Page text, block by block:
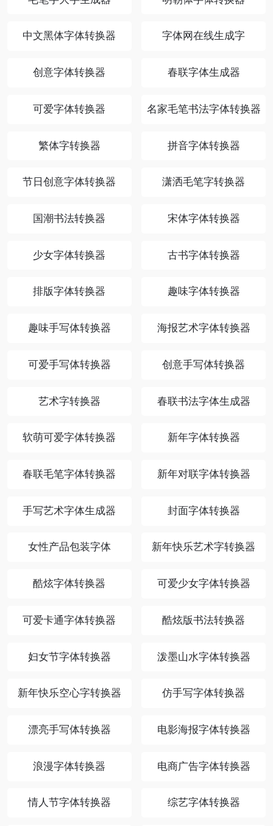
中文黑体字体转换器 字体网在线生成字
创意字体转换器 春联字体生成器
可爱字体转换器 名家毛笔书法字体转换器
繁体字转换器 拼音字体转换器
节日创意字体转换器 潇洒毛笔字转换器
国潮书法转换器 宋体字体转换器
少女字体转换器 古书字体转换器
排版字体转换器 趣味字体转换器
趣味手写体转换器 海报艺术字体转换器
可爱手写体转换器 创意手写体转换器
艺术字转换器 春联书法字体生成器
软萌可爱字体转换器 新年字体转换器
春联毛笔字体转换器 新年对联字体转换器
手写艺术字体生成器 封面字体转换器
女性产品包装字体 新年快乐艺术字转换器
酷炫字体转换器 可爱少女字体转换器
可爱卡通字体转换器 酷炫版书法转换器
妇女节字体转换器 泼墨山水字体转换器
新年快乐空心字转换器 仿手写字体转换器
漂亮手写体转换器 电影海报字体转换器
浪漫字体转换器 电商广告字体转换器
情人节字体转换器 综艺字体转换器